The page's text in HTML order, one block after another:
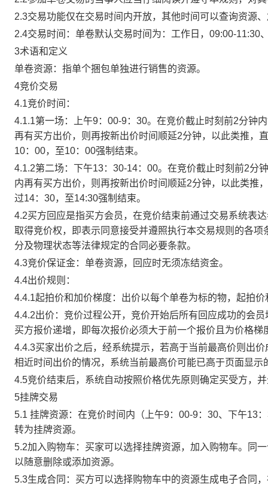
2.3交易功能仅在交易时间内开放，其他时间可以查询资源
2.4交易时间：单卷默认交易时间为：工作日，09:00-11:30
3术语和定义
单卷资源：指单个捆包单独进行销售的资源。
4竞价交易
4.1竞价时间：
4.1.1第一场：上午9：00-9：30。在竞价截止时刻前2分钟
再有买方出价，则再按新出价时间顺延2分钟，以此类推，
10：00，至10：00强制结束。
4.1.2第二场：下午13：30-14：00。在竞价截止时刻前2分
内再有买方出价，则再按新出价时间顺延2分钟，以此类推
过14：30，至14:30强制结束。
4.2买方回应是指买方会员，在竞价结束前通过交易系统表
取得竞价权，即表示同意接受并遵照执行本交易规则的各
分及物理状态等法律规定的合同必要条款。
4.3竞价保证金：单卷资源，回应时无须冻结资金。
4.4出价规则：
4.4.1起拍价和加价梯度：出价以每个单卷为标的物，起拍
4.4.2出价：竞价过程公开，竞价开始后所有回应成功的会
买方报价递增，即每次报价必须大于前一个报价且为价格
4.4.3买家出价之后，经系统提示，若高于当前最高价则出
相近时间出价的情况，系统当前最高价可能已高于页面显示
4.5竞价结束后，系统自动按照价格优先原则确定买受方，
5挂牌交易
5.1 挂牌资源：在竞价时间内（上午9：00-9：30、下午13
转为挂牌资源。
5.2加入购物车：买家可以选择挂牌资源，加入购物车。同
以随意删除或添加资源。
5.3生成合同：买方可以选择购物车中的资源生成电子合同